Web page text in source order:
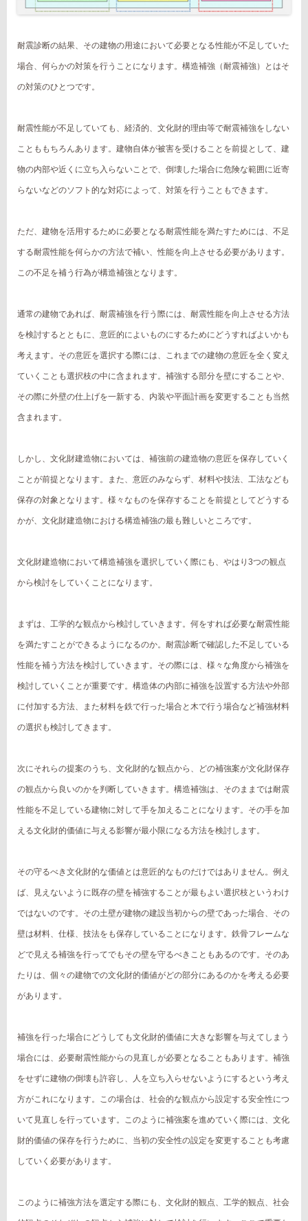
耐震診断の結果、その建物の用途において必要となる性能が不足していた
場合、何らかの対策を行うことになります。構造補強（耐震補強）とはそ
の対策のひとつです。
耐震性能が不足していても、経済的、文化財的理由等で耐震補強をしない
ことももちろんあります。建物自体が被害を受けることを前提として、建
物の内部や近くに立ち入らないことで、倒壊した場合に危険な範囲に近寄
らないなどのソフト的な対応によって、対策を行うこともできます。
ただ、建物を活用するために必要となる耐震性能を満たすためには、不足
する耐震性能を何らかの方法で補い、性能を向上させる必要があります。
この不足を補う行為が構造補強となります。
通常の建物であれば、耐震補強を行う際には、耐震性能を向上させる方法
を検討するとともに、意匠的によいものにするためにどうすればよいかも
考えます。その意匠を選択する際には、これまでの建物の意匠を全く変え
ていくことも選択枝の中に含まれます。補強する部分を壁にすることや、
その際に外壁の仕上げを一新する、内装や平面計画を変更することも当然
含まれます。
しかし、文化財建造物においては、補強前の建造物の意匠を保存していく
ことが前提となります。また、意匠のみならず、材料や技法、工法なども
保存の対象となります。様々なものを保存することを前提としてどうする
かが、文化財建造物における構造補強の最も難しいところです。
文化財建造物において構造補強を選択していく際にも、やはり3つの観点
から検討をしていくことになります。
まずは、工学的な観点から検討していきます。何をすれば必要な耐震性能
を満たすことができるようになるのか。耐震診断で確認した不足している
性能を補う方法を検討していきます。その際には、様々な角度から補強を
検討していくことが重要です。構造体の内部に補強を設置する方法や外部
に付加する方法、また材料を鉄で行った場合と木で行う場合など補強材料
の選択も検討してきます。
次にそれらの提案のうち、文化財的な観点から、どの補強案が文化財保存
の観点から良いのかを判断していきます。構造補強は、そのままでは耐震
性能を不足している建物に対して手を加えることになります。その手を加
える文化財的価値に与える影響が最小限になる方法を検討します。
その守るべき文化財的な価値とは意匠的なものだけではありません。例え
ば、見えないように既存の壁を補強することが最もよい選択枝というわけ
ではないのです。その土壁が建物の建設当初からの壁であった場合、その
壁は材料、仕様、技法をも保存していることになります。鉄骨フレームな
どで見える補強を行ってでもその壁を守るべきこともあるのです。そのあ
たりは、個々の建物での文化財的価値がどの部分にあるのかを考える必要
があります。
補強を行った場合にどうしても文化財的価値に大きな影響を与えてしまう
場合には、必要耐震性能からの見直しが必要となることもあります。補強
をせずに建物の倒壊も許容し、人を立ち入らせないようにするという考え
方がこれになります。この場合は、社会的な観点から設定する安全性につ
いて見直しを行っています。このように補強案を進めていく際には、文化
財的価値の保存を行うために、当初の安全性の設定を変更することも考慮
していく必要があります。
このように補強方法を選定する際にも、文化財的観点、工学的観点、社会